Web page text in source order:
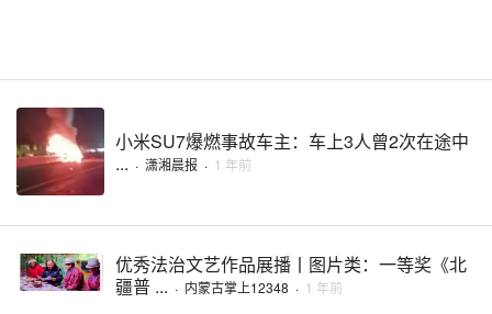
小米SU7爆燃事故车主：车上3人曾2次在途中
... · 潇湘晨报 · 1 年前
优秀法治文艺作品展播丨图片类：一等奖《北
疆普 ... · 内蒙古掌上12348 · 1 年前